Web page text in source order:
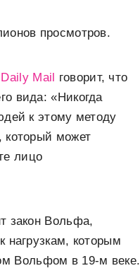
просмотров.
Daily Mail говорит, что
вида: «Никогда
к этому методу
который может
лицо
закон Вольфа,
нагрузкам, которым
Вольфом в 19-м веке.